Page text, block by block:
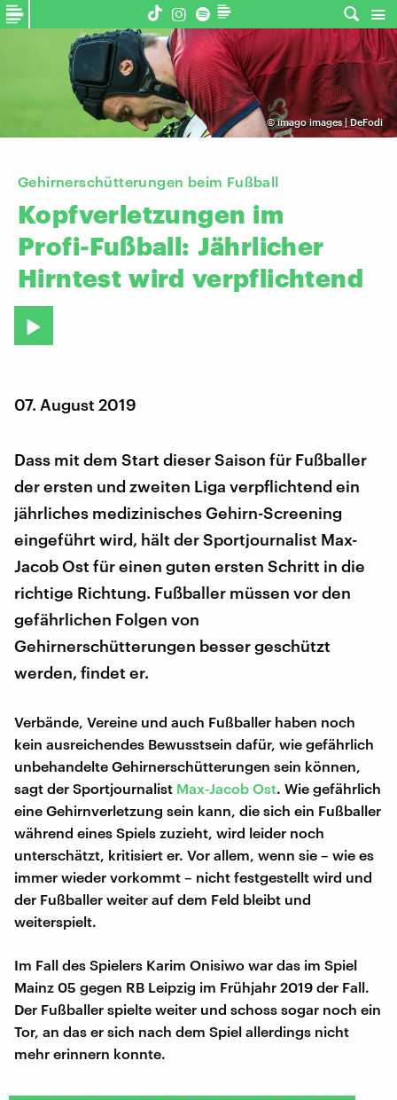
©imago images | DeFodi
Gehirnerschütterungen beim Fußball
Kopfverletzungen im
Profi-Fußball: Jährlicher
Hirntest wird verpflichtend
07. August 2019
Dass mit dem Start dieser Saison für Fußballer
der ersten und zweiten Liga verpflichtend ein
jährliches medizinisches Gehirn-Screening
eingeführt wird, hält der Sportjournalist Max-
Jacob Ost für einen guten ersten Schritt in die
richtige Richtung. Fußballer müssen vor den
gefährlichen Folgen von
Gehirnerschütterungen besser geschützt
werden, findet er.
Verbände, Vereine und auch Fußballer haben noch
kein ausreichendes Bewusstsein dafür, wie gefährlich
unbehandelte Gehirnerschütterungen sein können,
sagt der Sportjournalist Max-Jacob Ost. Wie gefährlich
eine Gehirnverletzung sein kann, die sich ein Fußballer
während eines Spiels zuzieht, wird leider noch
unterschätzt, kritisiert er. Vor allem, wenn sie – wie es
immer wieder vorkommt – nicht festgestellt wird und
der Fußballer weiter auf dem Feld bleibt und
weiterspielt.
Im Fall des Spielers Karim Onisiwo war das im Spiel
Mainz 05 gegen RB Leipzig im Frühjahr 2019 der Fall.
Der Fußballer spielte weiter und schoss sogar noch ein
Tor, an das er sich nach dem Spiel allerdings nicht
mehr erinnern konnte.